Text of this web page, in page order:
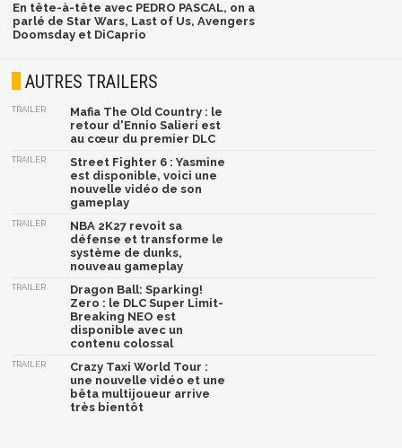
En tête-à-tête avec PEDRO PASCAL, on a
parlé de Star Wars, Last of Us, Avengers
Doomsday et DiCaprio
AUTRES TRAILERS
TRAILER
Mafia The Old Country : le
retour d'Ennio Salieri est
au cœur du premier DLC
TRAILER
Street Fighter 6 : Yasmine
est disponible, voici une
nouvelle vidéo de son
gameplay
TRAILER
NBA 2K27 revoit sa
défense et transforme le
système de dunks,
nouveau gameplay
TRAILER
Dragon Ball: Sparking!
Zero : le DLC Super Limit-
Breaking NEO est
disponible avec un
contenu colossal
TRAILER
Crazy Taxi World Tour :
une nouvelle vidéo et une
bêta multijoueur arrive
très bientôt